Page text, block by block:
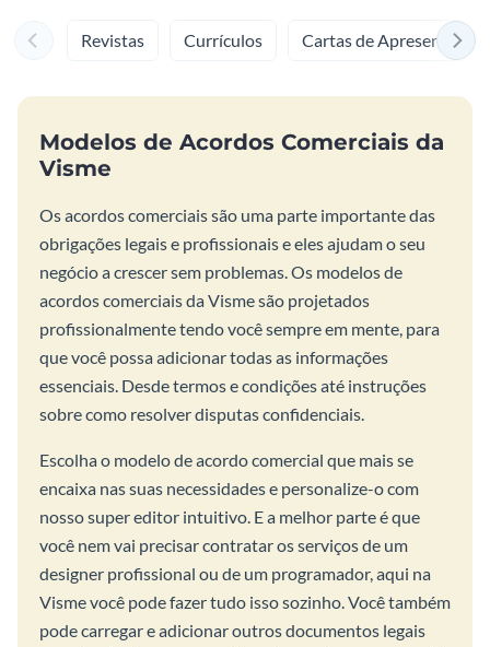
Revistas Currículos Cartas de Apresentação
Modelos de Acordos Comerciais da
Visme
Os acordos comerciais são uma parte importante das
obrigações legais e profissionais e eles ajudam o seu
negócio a crescer sem problemas. Os modelos de
acordos comerciais da Visme são projetados
profissionalmente tendo você sempre em mente, para
que você possa adicionar todas as informações
essenciais. Desde termos e condições até instruções
sobre como resolver disputas confidenciais.
Escolha o modelo de acordo comercial que mais se
encaixa nas suas necessidades e personalize-o com
nosso super editor intuitivo. E a melhor parte é que
você nem vai precisar contratar os serviços de um
designer profissional ou de um programador, aqui na
Visme você pode fazer tudo isso sozinho. Você também
pode carregar e adicionar outros documentos legais